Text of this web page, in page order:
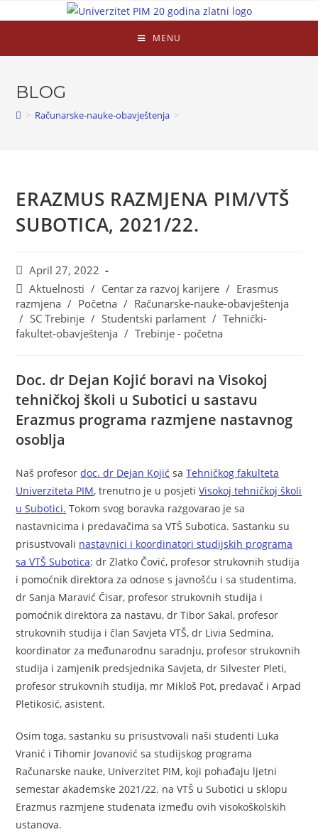
MENU
BLOG
> Računarske-nauke-obavještenja >
ERAZMUS RAZMJENA PIM/VTŠ
SUBOTICA, 2021/22.
April 27, 2022
Aktuelnosti / Centar za razvoj karijere / Erasmus
razmjena / Početna / Računarske-nauke-obavještenja
/ SC Trebinje / Studentski parlament / Tehnički-
fakultet-obavještenja / Trebinje - početna
Doc. dr Dejan Kojić boravi na Visokoj
tehničkoj školi u Subotici u sastavu
Erazmus programa razmjene nastavnog
osoblja
Naš profesordoc. dr Dejan Kojić saTehničkog fakulteta
Univerziteta PIM, trenutno je u posjetiVisokoj tehničkoj školi
u Subotici. Tokom svog boravka razgovarao je sa
nastavnicima i predavačima sa VTŠ Subotica. Sastanku su
prisustvovali nastavnici i koordinatori studijskih programa
sa VTŠ Subotica: dr Zlatko Čović, profesor strukovnih studija
i pomoćnik direktora za odnose s javnošću i sa studentima,
dr Sanja Maravić Čisar, profesor strukovnih studija i
pomoćnik direktora za nastavu, dr Tibor Sakal, profesor
strukovnih studija i član Savjeta VTŠ, dr Livia Sedmina,
koordinator za međunarodnu saradnju, profesor strukovnih
studija i zamjenik predsjednika Savjeta, dr Silvester Pleti,
profesor strukovnih studija, mr Mikloš Pot, predavač i Arpad
Pletikosić, asistent.
Osim toga, sastanku su prisustvovali naši studenti Luka
Vranić i Tihomir Jovanović sa studijskog programa
Računarske nauke, Univerzitet PIM, koji pohađaju ljetni
semestar akademske 2021/22. na VTŠ u Subotici u sklopu
Erazmus razmjene studenata između ovih visokoškolskih
ustanova.